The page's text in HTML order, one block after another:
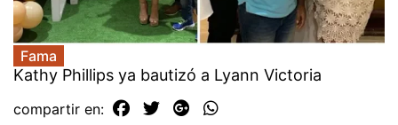
Fama
Kathy Phillips ya bautizó a Lyann Victoria
compartir en: